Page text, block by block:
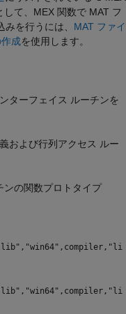
て、MEX 関数で MAT フ
を行うには、 MAT ファイ
成を使用します。
ターフェイス ルーチンを
および行列アクセス ルー
ンの関数プロトタイプ